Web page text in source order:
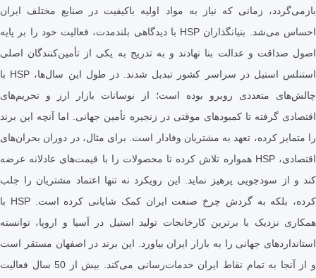
زمانی که نیاز به مواد اولیه باکیفیت در صنایع مختلف ایران
احساس می‌شد. بنیانگذاران HSP با دیدگاهی بلندمدت، فعالیت خود را بر پایه
و عدالت بنا نهادند و به تدریج به یکی از تأمین‌کنندگان اصلی
استنلس استیل در سراسر کشور تبدیل شدند. در طول این سال‌ها، HSP با
متعددی روبرو بوده است؛ از نوسانات بازار ارز و تحریم‌های
تا کمبودهای موقتی در زنجیره تأمین جهانی. اما آنچه این برند
کرده، تعهد به مشتریان وفادار است. برای مثال، در دوران بحران‌های
اقتصادی، HSP همواره تلاش کرده تا محصولات را با قیمت‌های عادلانه عرضه
پرهیز نماید. این رویکرد نه تنها اعتماد مشتریان را جلب
کرده، بلکه به گردش چرخ صنعت ایران کمک شایانی کرده است. HSP با
با برترین کارخانجات تولید استیل در آسیا و اروپا، توانسته
جهانی را به بازار ایران بیاورد. این برند در اصفهان مستقر است
و از آنجا به تمام نقاط ایران خدمات‌رسانی می‌کند. بیش از 50 سال فعالیت